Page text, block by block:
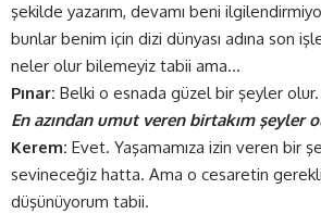
şekilde yazarım, devamı beni
bunlar benim için dizi dünyası adına son
neler olur bilemeyiz tabii ama…
Pınar: Belki o esnada güzel bir şeyler olur.
En azından umut veren birtakım şeyler
Kerem: Evet. Yaşamamıza izin veren bir
sevineceğiz hatta. Ama o cesaretin
düşünüyorum tabii.